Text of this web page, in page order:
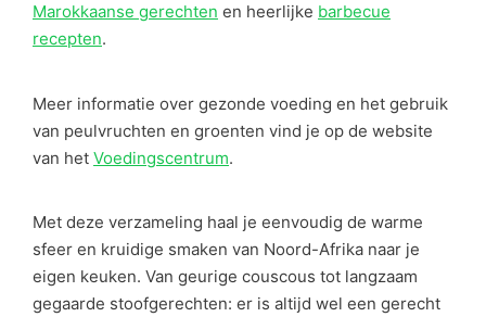
Marokkaanse gerechten en heerlijke barbecue
recepten.
Meer informatie over gezonde voeding en het gebruik
van peulvruchten en groenten vind je op de website
van het Voedingscentrum.
Met deze verzameling haal je eenvoudig de warme
sfeer en kruidige smaken van Noord-Afrika naar je
eigen keuken. Van geurige couscous tot langzaam
gegaarde stoofgerechten: er is altijd wel een gerecht